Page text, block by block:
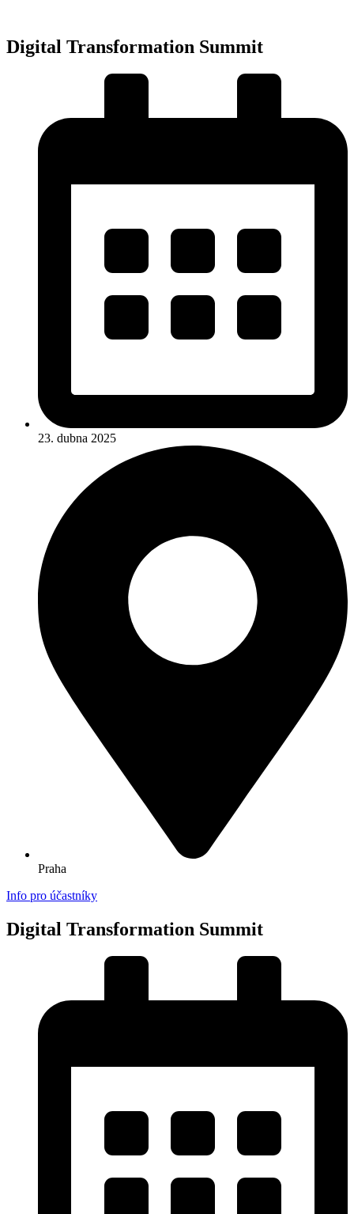
obsahu
Digital Transformation Summit
23. dubna 2025
Praha
Info pro účastníky
Digital Transformation Summit